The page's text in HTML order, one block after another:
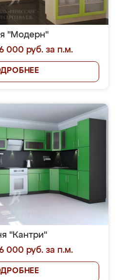
"Модерн"
000 руб. за п.м.
"Кантри"
000 руб. за п.м.